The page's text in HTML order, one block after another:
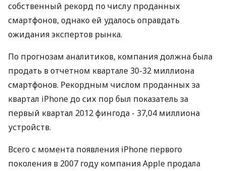
собственный рекорд по числу проданных
смартфонов, однако ей удалось оправдать
ожидания экспертов рынка.
По прогнозам аналитиков, компания должна была
продать в отчетном квартале 30-32 миллиона
смартфонов. Рекордным числом проданных за
квартал iPhone до сих пор был показатель за
первый квартал 2012 фингода - 37,04 миллиона
устройств.
Всего с момента появления iPhone первого
поколения в 2007 году компания Apple продала